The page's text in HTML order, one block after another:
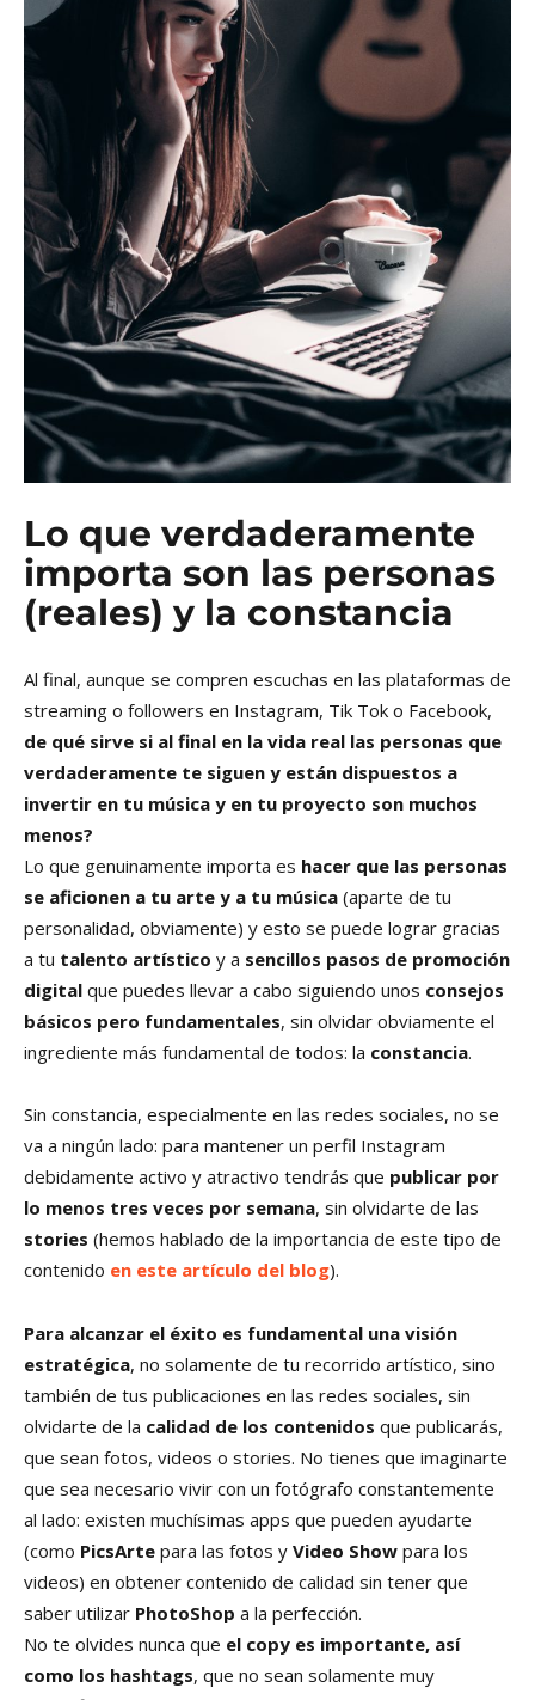
Lo que verdaderamente
importa son las personas
(reales) y la constancia
Al final, aunque se compren escuchas en las plataformas de
streaming o followers en Instagram, Tik Tok o Facebook,
de qué sirve si al final en la vida real las personas que
verdaderamente te siguen y están dispuestos a
invertir en tu música y en tu proyecto son muchos
menos?
Lo que genuinamente importa es hacer que las personas
se aficionen a tu arte y a tu música (aparte de tu
personalidad, obviamente) y esto se puede lograr gracias
a tu talento artístico y a sencillos pasos de promoción
digital que puedes llevar a cabo siguiendo unos consejos
básicos pero fundamentales, sin olvidar obviamente el
ingrediente más fundamental de todos: la constancia.
Sin constancia, especialmente en las redes sociales, no se
va a ningún lado: para mantener un perfil Instagram
debidamente activo y atractivo tendrás que publicar por
lo menos tres veces por semana, sin olvidarte de las
stories (hemos hablado de la importancia de este tipo de
contenido en este artículo del blog).
Para alcanzar el éxito es fundamental una visión
estratégica, no solamente de tu recorrido artístico, sino
también de tus publicaciones en las redes sociales, sin
olvidarte de la calidad de los contenidos que publicarás,
que sean fotos, videos o stories. No tienes que imaginarte
que sea necesario vivir con un fotógrafo constantemente
al lado: existen muchísimas apps que pueden ayudarte
(como PicsArte para las fotos y Video Show para los
videos) en obtener contenido de calidad sin tener que
saber utilizar PhotoShop a la perfección.
No te olvides nunca que el copy es importante, así
como los hashtags, que no sean solamente muy